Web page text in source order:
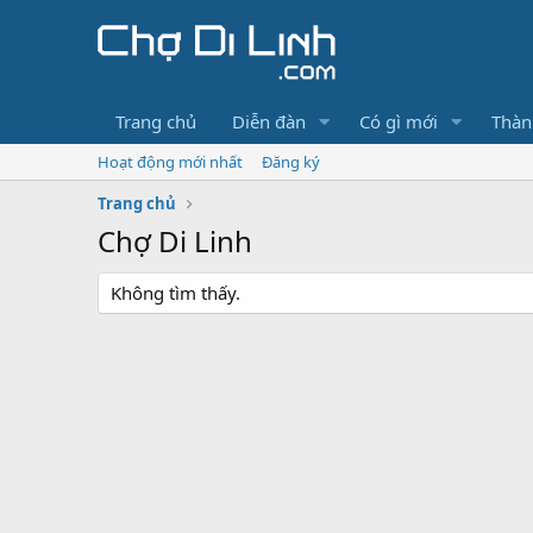
Trang chủ Diễn đàn Có gì mới
Hoạt động mới nhất
Đăng ký
Trang chủ
Chợ Di Linh
Không tìm thấy.